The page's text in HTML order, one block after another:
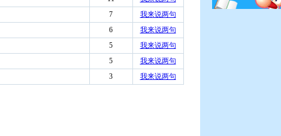
7
我来说两句
6
我来说两句
5
我来说两句
5
我来说两句
3 我来说两句